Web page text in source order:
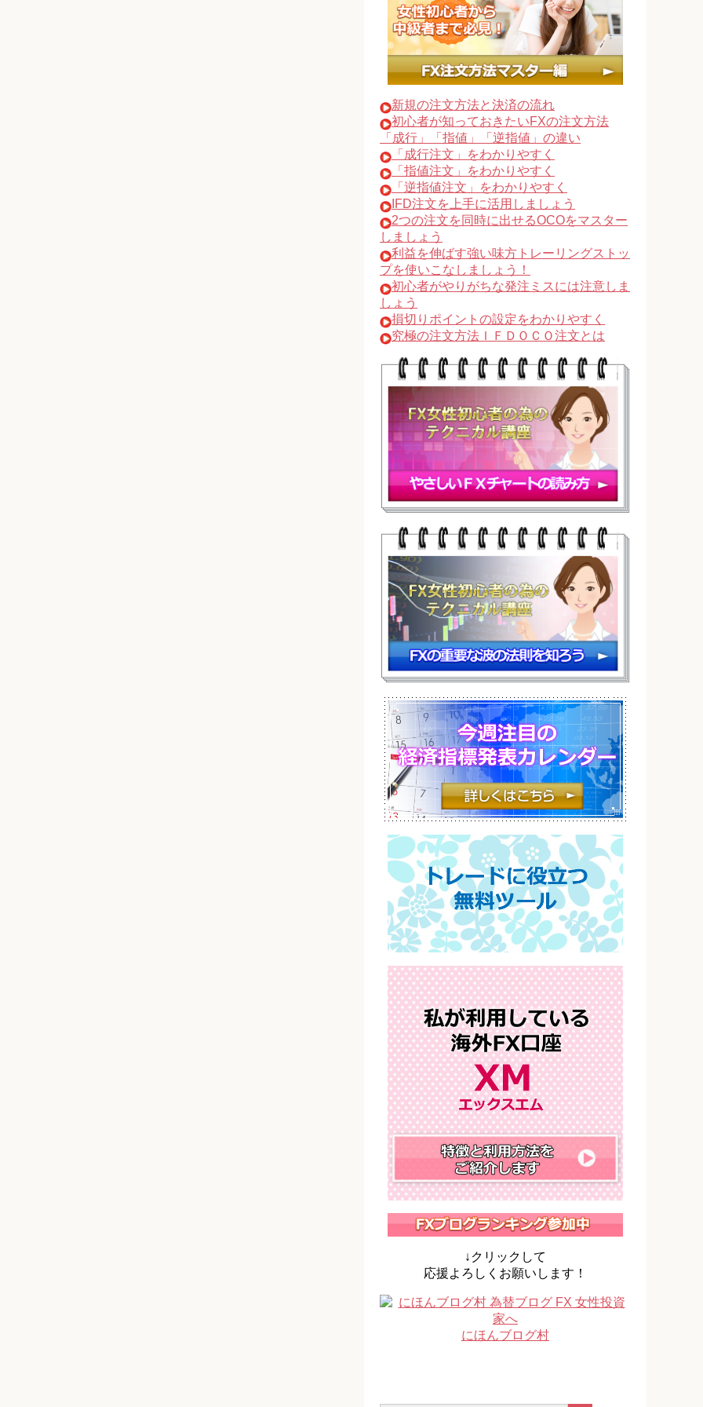
新規の注文方法と決済の流れ
初心者が知っておきたいFXの注文方法
「成行」「指値」「逆指値」の違い
「成行注文」をわかりやすく
「指値注文」をわかりやすく
「逆指値注文」をわかりやすく
IFD注文を上手に活用しましょう
2つの注文を同時に出せるOCOをマスター
しましょう
利益を伸ばす強い味方トレーリングストッ
プを使いこなしましょう！
初心者がやりがちな発注ミスには注意しま
しょう
損切りポイントの設定をわかりやすく
究極の注文方法ＩＦＤＯＣＯ注文とは
↓クリックして
応援よろしくお願いします！
にほんブログ村